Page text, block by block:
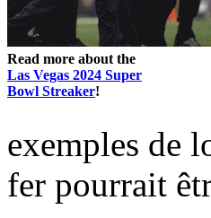
Read more about the
Las Vegas 2024 Super
Bowl Streaker!
exemples de
fer pourrait